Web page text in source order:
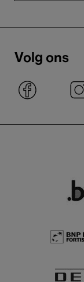
Volg ons